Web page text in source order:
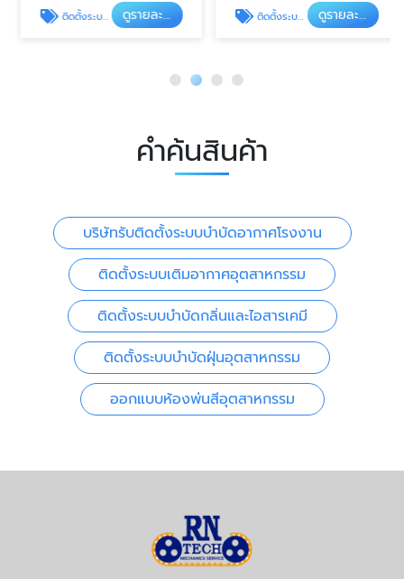
ติดตั้งระบบเติมอากาศอุตสาหกรรม ดูรายละเอียด ติดตั้งระบบบำบัดกลิ่นและไอสารเคมี ดูรายละเอียด
คำค้นสินค้า
บริษัทรับติดตั้งระบบบำบัดอากาศโรงงาน
ติดตั้งระบบเติมอากาศอุตสาหกรรม
ติดตั้งระบบบำบัดกลิ่นและไอสารเคมี
ติดตั้งระบบบำบัดฝุ่นอุตสาหกรรม
ออกแบบห้องพ่นสีอุตสาหกรรม